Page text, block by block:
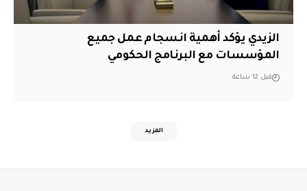
الزيدي يؤكد أهمية انسجام عمل جميع
المؤسسات مع البرنامج الحكومي
قبل 12 ساعة
المزيد